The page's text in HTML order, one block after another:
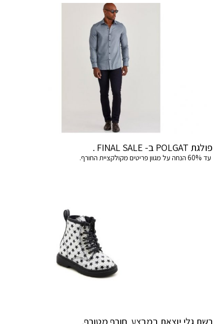
פולגת POLGAT ב- FINAL SALE .
עד 60% הנחה על מגוון פריטים מקולקציית החורף.